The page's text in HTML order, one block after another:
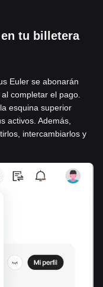
tu billetera
Euler se abonarán
completar el pago.
esquina superior
activos. Además,
intercambiarlos y